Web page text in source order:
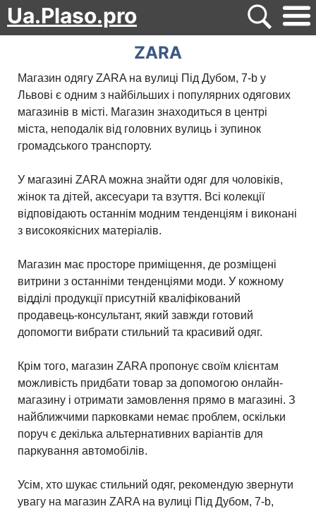
Ua.Plaso.pro
ZARA
Магазин одягу ZARA на вулиці Під Дубом, 7-b у
Львові є одним з найбільших і популярних одягових
магазинів в місті. Магазин знаходиться в центрі
міста, неподалік від головних вулиць і зупинок
громадського транспорту.
У магазині ZARA можна знайти одяг для чоловіків,
жінок та дітей, аксесуари та взуття. Всі колекції
відповідають останнім модним тенденціям і виконані
з високоякісних матеріалів.
Магазин має просторе приміщення, де розміщені
витрини з останніми тенденціями моди. У кожному
відділі продукції присутній кваліфікований
продавець-консультант, який завжди готовий
допомогти вибрати стильний та красивий одяг.
Крім того, магазин ZARA пропонує своїм клієнтам
можливість придбати товар за допомогою онлайн-
магазину і отримати замовлення прямо в магазині. З
найближчими парковками немає проблем, оскільки
поруч є декілька альтернативних варіантів для
паркування автомобілів.
Усім, хто шукає стильний одяг, рекомендую звернути
увагу на магазин ZARA на вулиці Під Дубом, 7-b,